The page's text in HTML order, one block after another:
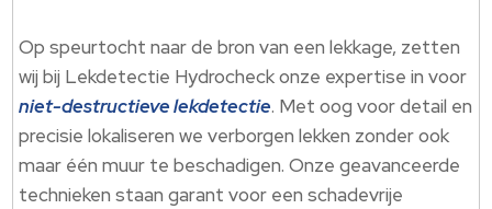
Op speurtocht naar de bron van een lekkage, zetten
wij bij Lekdetectie Hydrocheck onze expertise in voor
niet-destructieve lekdetectie.​ Met oog voor detail en
precisie lokaliseren we verborgen lekken zonder ook
maar één muur te beschadigen.​ Onze geavanceerde
technieken staan garant voor een schadevrije